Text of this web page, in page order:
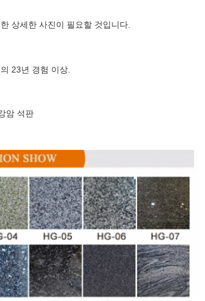
상세한 사진이 필요할 것입니다.
23년 경험 이상.
암 석판